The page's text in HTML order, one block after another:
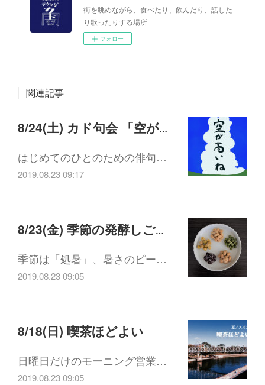
街を眺めながら、食べたり、飲んだり、話した
り歌ったりする場所
フォロー
関連記事
8/24(土) カド句会 「空が高いね」
はじめてのひとのための俳句…
2019.08.23 09:17
8/23(金) 季節の発酵しごと 8月 納豆をつくってみよう
季節は「処暑」、暑さのピー…
2019.08.23 09:05
8/18(日) 喫茶ほどよい
日曜日だけのモーニング営業…
2019.08.23 09:05